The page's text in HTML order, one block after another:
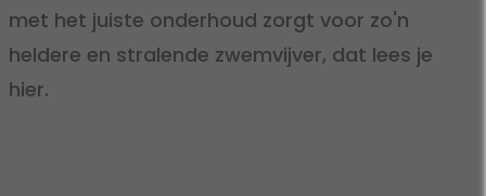
met het juiste onderhoud zorgt voor zo'n
heldere en stralende zwemvijver, dat lees je
hier.